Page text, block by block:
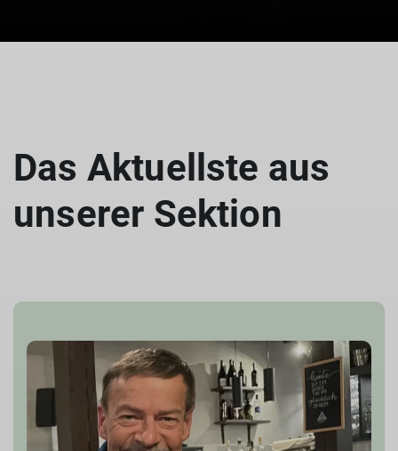
Das Aktuellste aus
unserer Sektion